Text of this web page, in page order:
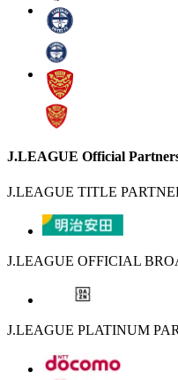
J.LEAGUE Official
J.LEAGUE TITLE
J.LEAGUE OFFICIAL
J.LEAGUE PLATINUM